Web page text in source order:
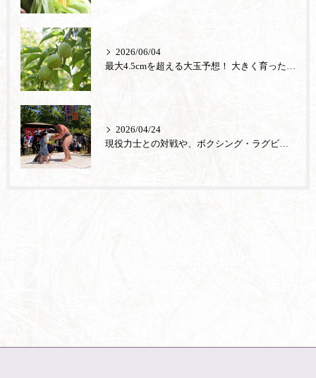
2026/06/04
最大4.5cmを超える大玉予想！ 大きく育った「城州白」の梅狩りが6月13日から始まります
2026/04/24
現役力士との対戦や、ボクシング・ラグビー・和菓子づくり体験も！こどもが主役の『端午の節句まつり』を5月2日から5月6日まで開催します